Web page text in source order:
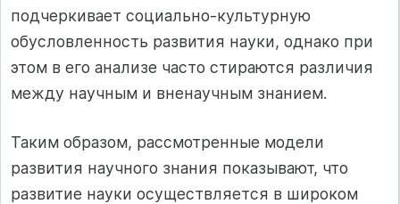
подчеркивает социально-культурную
обусловленность развития науки, однако при
этом в его анализе часто стираются различия
между научным и вненаучным знанием.
Таким образом, рассмотренные модели
развития научного знания показывают, что
развитие науки осуществляется в широком